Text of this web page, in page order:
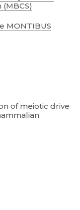
MONTIBUS
of meiotic drive